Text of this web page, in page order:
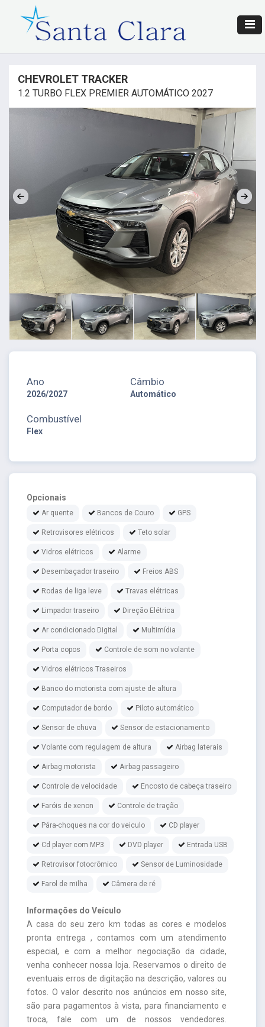
CHEVROLET TRACKER
1.2 TURBO FLEX PREMIER AUTOMÁTICO 2027
Ano
2026/2027
Câmbio
Automático
Combustível
Flex
Opcionais
Ar quente Bancos de Couro GPS
Retrovisores elétricos Teto solar
Vidros elétricos Alarme
Desembaçador traseiro Freios ABS
Rodas de liga leve Travas elétricas
Limpador traseiro Direção Elétrica
Ar condicionado Digital Multimídia
Porta copos Controle de som no volante
Vidros elétricos Traseiros
Banco do motorista com ajuste de altura
Computador de bordo Piloto automático
Sensor de chuva Sensor de estacionamento
Volante com regulagem de altura Airbag laterais
Airbag motorista Airbag passageiro
Controle de velocidade Encosto de cabeça traseiro
Faróis de xenon Controle de tração
Pára-choques na cor do veiculo CD player
Cd player com MP3 DVD player Entrada USB
Retrovisor fotocrômico Sensor de Luminosidade
Farol de milha Câmera de ré
Informações do Veículo
A casa do seu zero km todas as cores e modelos
pronta entrega , contamos com um atendimento
especial, e com a melhor negociação da cidade,
venha conhecer nossa loja. Reservamos o direito de
eventuais erros de digitação na descrição, valores ou
fotos. O valor descrito nos anúncios em nosso site,
são para pagamentos à vista, para financiamento e
troca, fale com um de nossos vendedores.